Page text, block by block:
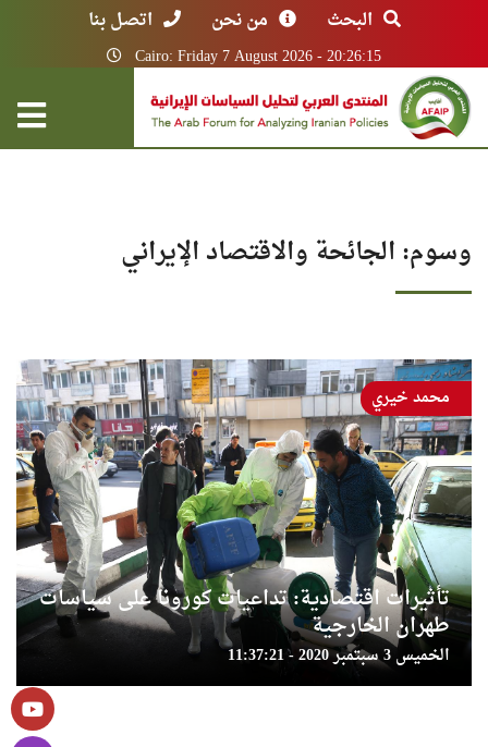
البحث من نحن اتصل بنا
Cairo: Friday 7 August 2026 - 20:26:15
وسوم: الجائحة والاقتصاد الإيراني
تأثيرات اقتصادية: تداعيات كورونا على سياسات
طهران الخارجية
الخميس 3 سبتمبر 2020 - 11:37:21
محمد خيري